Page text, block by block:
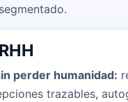
perder humanidad:
trazables,